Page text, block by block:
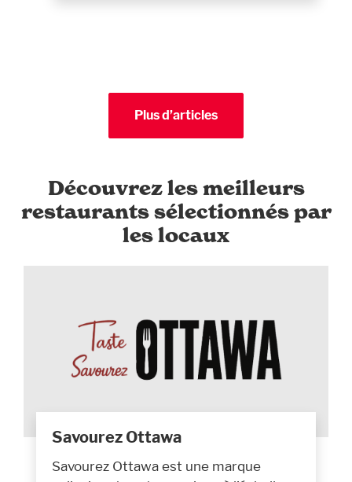
Plus d’articles
Découvrez les meilleurs
restaurants sélectionnés par
les locaux
Savourez Ottawa
Savourez Ottawa est une marque